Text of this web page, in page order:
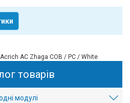
AC Zhaga COB / PC / White
товарів
модулі